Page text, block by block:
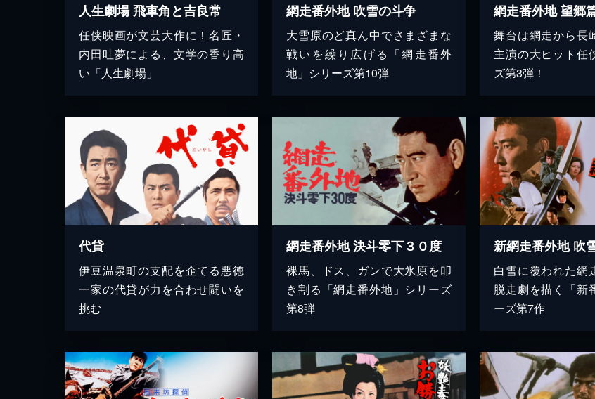
人生劇場 飛車角と吉良常
任侠映画が文芸大作に！名匠・
内田吐夢による、文学の香り高
い「人生劇場」
網走番外地 吹雪の斗争
大雪原のど真ん中でさまざまな
戦いを繰り広げる「網走番外
地」シリーズ第10弾
網走番外地 望郷
舞台は網走から長
主演の大ヒット任
ズ第3弾！
代貸
伊豆温泉町の支配を企てる悪徳
一家の代貸が力を合わせ闘いを
挑む
網走番外地 決斗零下３０度
裸馬、ドス、ガンで大氷原を叩
き割る「網走番外地」シリーズ
第8弾
新網走番外地 吹
白雪に覆われた網
脱走劇を描く「新
ーズ第7作